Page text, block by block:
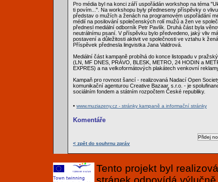
Pro média byl na konci září uspořádán workshop na téma
ti povím...". Na workshopu byly předneseny příspěvky o
představ o mužích a ženách na programovém uspořádání
médií na posilování společenských rolí mužů a žen ve
přednesl mediální odborník Petr Pavlík. Druhá část byla
neutrálnímu psaní. V příspěvku bylo předvedeno, jaký vliv
postavení a důležitosti aktivit ve společnosti ve vztahu k
Příspěvek přednesla lingvistka Jana Valdrová.
Mediální část kampaně probíhá do konce listopadu v
(LN, MF DNES, PRÁVO, BLESK, METRO, 24 HODIN a
EXPRES) a na velkoformátových plakátech venkovní
Kampaň pro rovnost šancí - realizovaná Nadací Open
komunikační agenturou Creative Bazaar, s.r.o. - je
sociálním fondem a státním rozpočtem České republiky.
• www.muziazeny.cz - stránky kampaně a informační stránky
Komentáře
< zpět do souhrnu zpráv
Tento projekt byl